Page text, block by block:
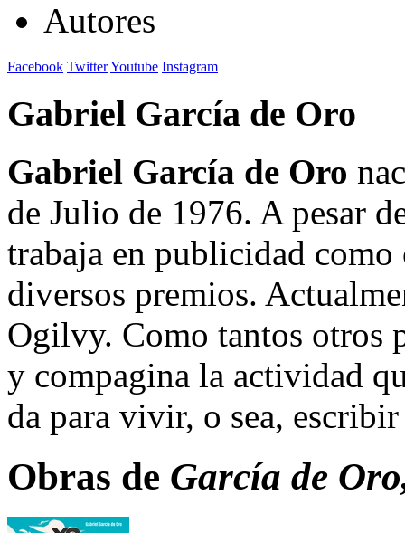
Autores
Facebook TwitterYoutube Instagram
Gabriel García de Oro
Gabriel García de Oro
de Julio de 1976. A pesar
trabaja en publicidad
diversos premios.
Ogilvy. Como tantos otros
y compagina la actividad
da para vivir, o sea,
Obras de García de